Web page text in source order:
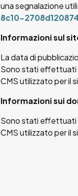
una segnalazione
8c10-
Informazioni sul
La data di
Sono stati effettuati
CMS utilizzato per il
Informazioni sui
Sono stati effettuati
CMS utilizzato per il